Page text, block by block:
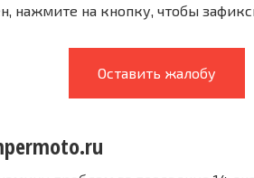
нажмите на кнопку, чтобы
Оставить жалобу